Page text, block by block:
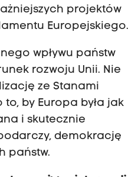
projektów
Europejskiego.
wpływu państw
rozwoju Unii. Nie
ze Stanami
by Europa była jak
i skutecznie
demokrację
państw.